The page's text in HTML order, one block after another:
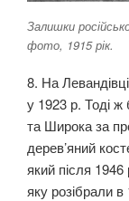
Залишки
фото, 1915 рік.
8. На
у 1923 р. Тоді
та Широка за
дерев’яний
який після
яку розібрали